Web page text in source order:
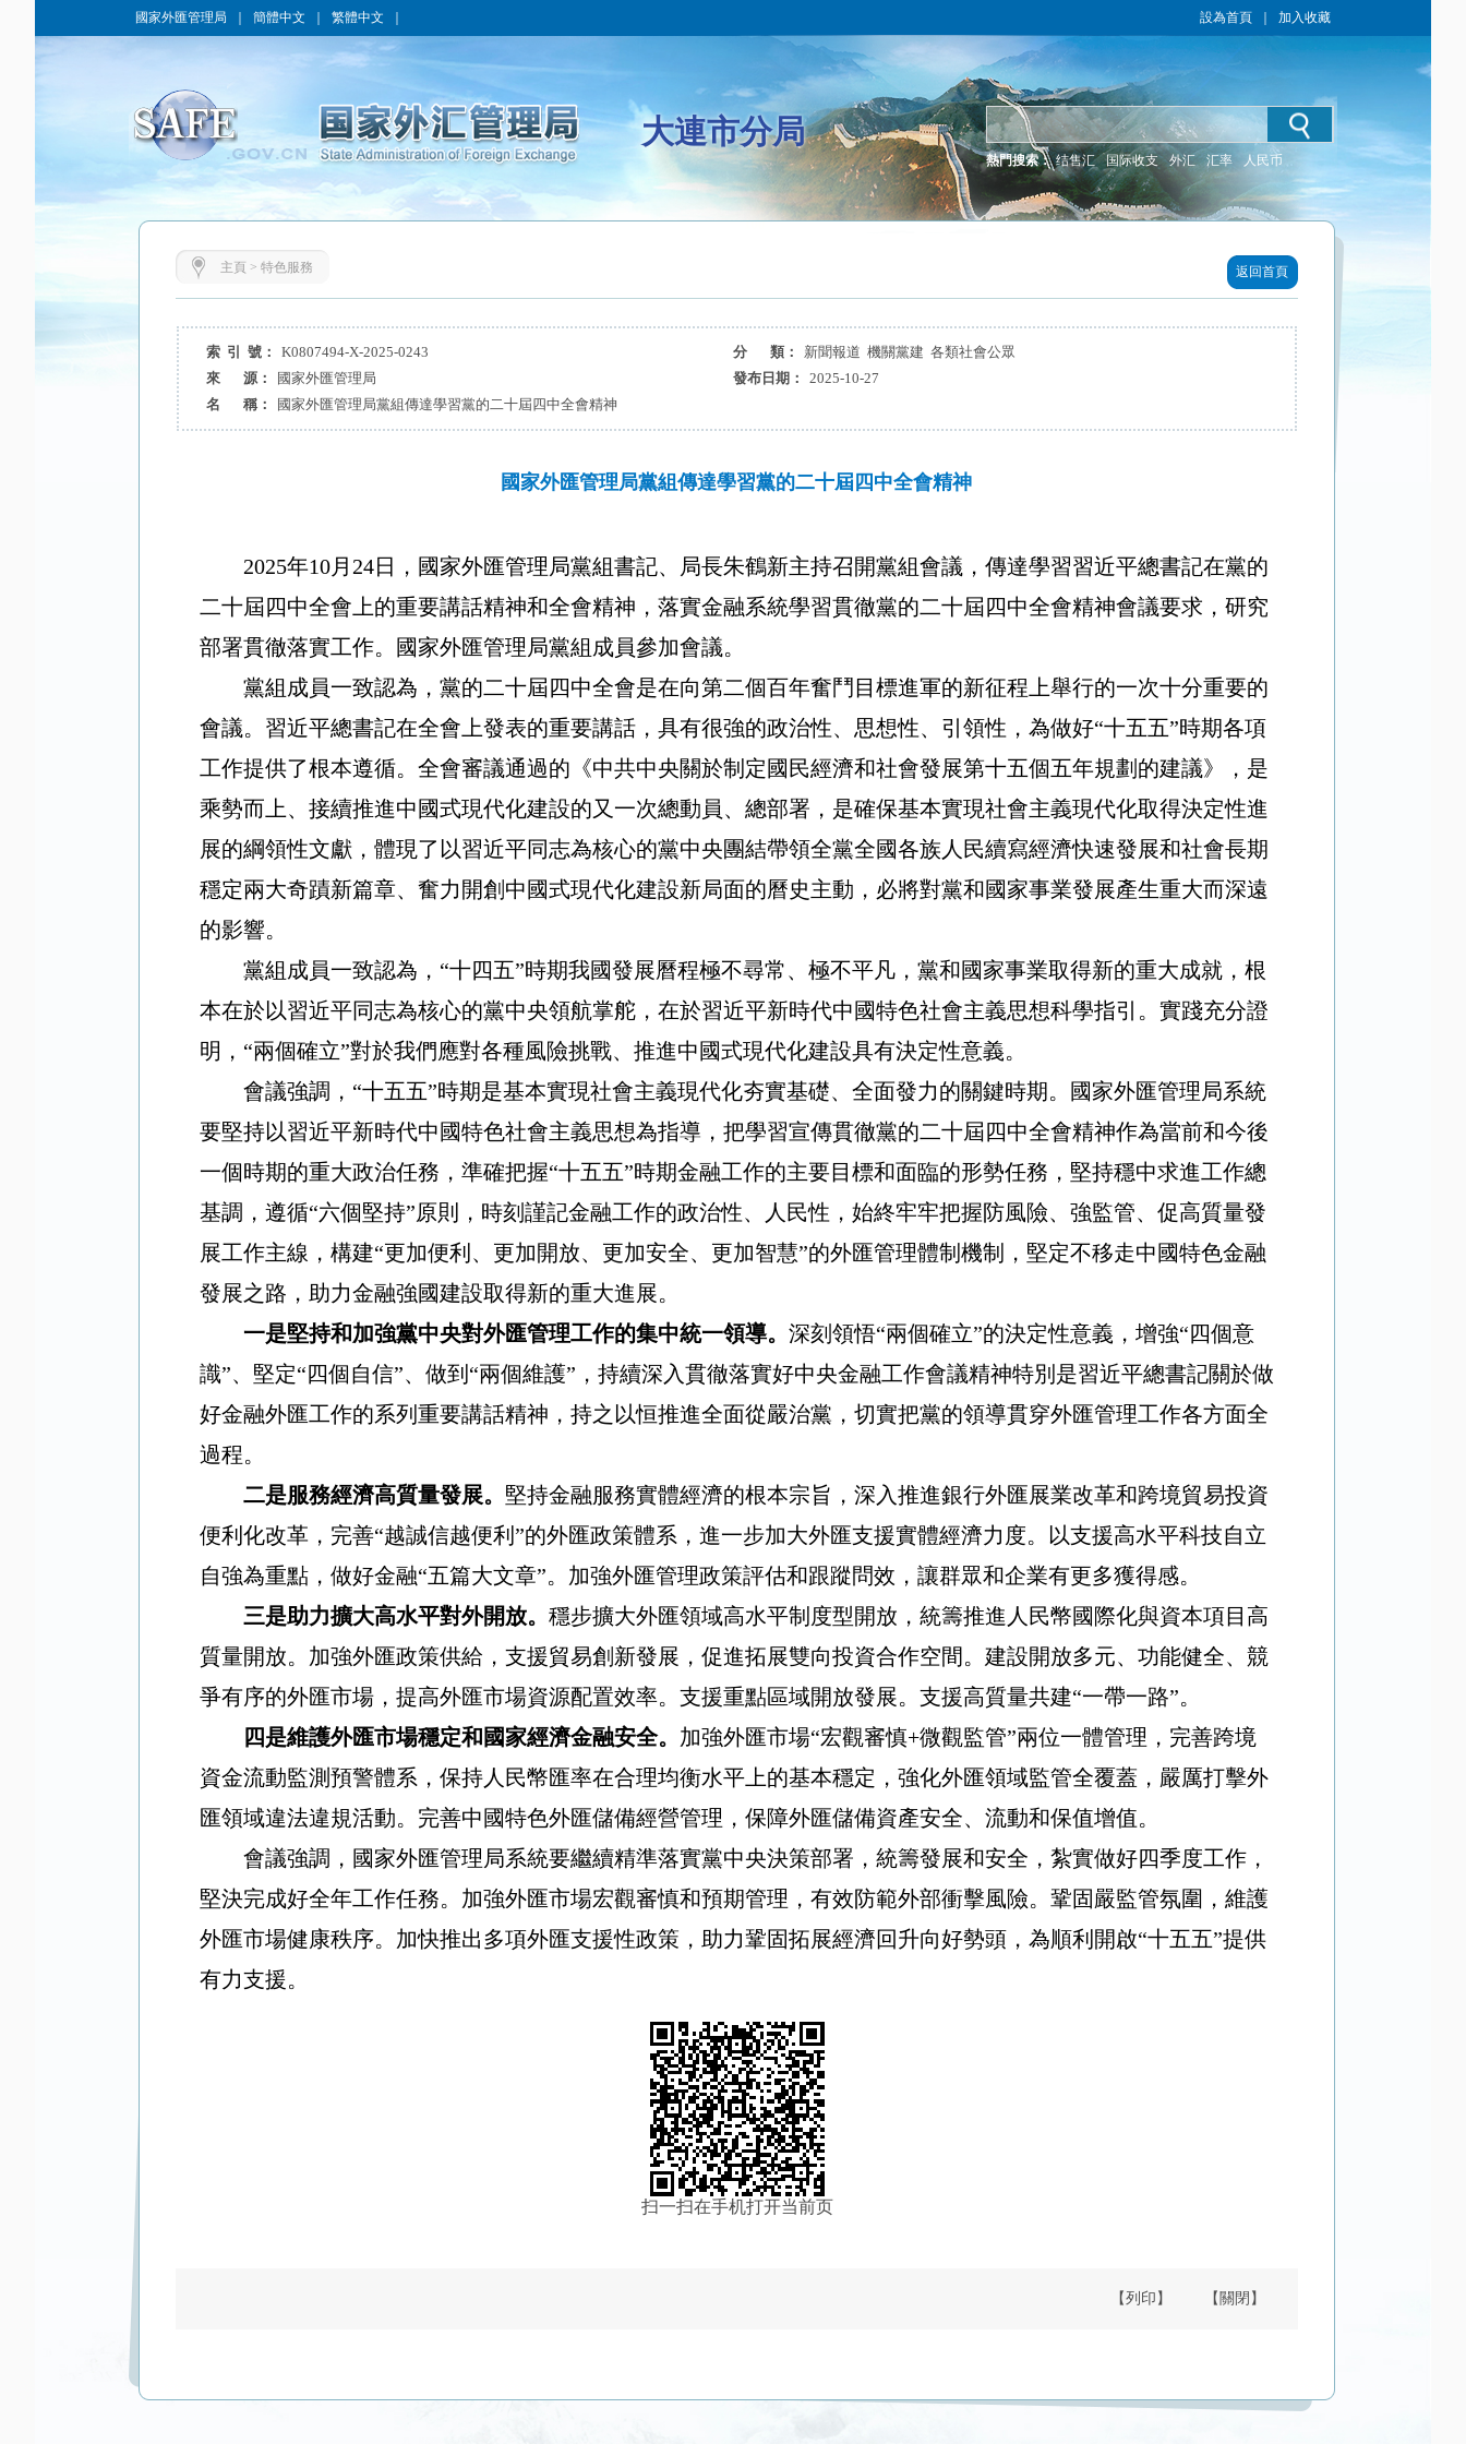
國家外匯管理局 簡體中文 繁體中文 設為首頁 加入收藏
大連市分局
熱門搜索： 结售汇 国际收支 外汇 汇率 人民币
主頁 > 特色服務 返回首頁
索 引 號： K0807494-X-2025-0243 分 類：
新聞報道 機關黨建 各類社會公眾
來 源：
國家外匯管理局 發布日期：
2025-10-27
名 稱：
國家外匯管理局黨組傳達學習黨的二十屆四中全會精神
國家外匯管理局黨組傳達學習黨的二十屆四中全會精神
2025年10月 24日，國家外匯管理局黨組書記、局長朱鶴新主持召開黨組會議，傳達學習習近平總書記在黨的
二十屆四中全會上的重要講話精神和全會精神，落實金融系統學習貫徹黨的二十屆四中全會精神會議要求，研究
部署貫徹落實工作。國家外匯管理局黨組成員參加會議。
黨組成員一致認為，黨的二十屆四中全會是在向第二個百年奮鬥目標進軍的新征程上舉行的一次十分重要的
會議。習近平總書記在全會上發表的重要講話，具有很強的政治性、思想性、引領性，為做好“十五五”時期各項
工作提供了根本遵循。全會審議通過的《中共中央關於制定國民經濟和社會發展第十五個五年規劃的建議》，是
乘勢而上、接續推進中國式現代化建設的又一次總動員、總部署，是確保基本實現社會主義現代化取得決定性進
展的綱領性文獻，體現了以習近平同志為核心的黨中央團結帶領全黨全國各族人民續寫經濟快速發展和社會長期
穩定兩大奇蹟新篇章、奮力開創中國式現代化建設新局面的曆史主動，必將對黨和國家事業發展產生重大而深遠
的影響。
黨組成員一致認為，“十四五”時期我國發展曆程極不尋常、極不平凡，黨和國家事業取得新的重大成就，根
本在於以習近平同志為核心的黨中央領航掌舵，在於習近平新時代中國特色社會主義思想科學指引。實踐充分證
明，“兩個確立”對於我們應對各種風險挑戰、推進中國式現代化建設具有決定性意義。
會議強調，“十五五”時期是基本實現社會主義現代化夯實基礎、全面發力的關鍵時期。國家外匯管理局系統
要堅持以習近平新時代中國特色社會主義思想為指導，把學習宣傳貫徹黨的二十屆四中全會精神作為當前和今後
一個時期的重大政治任務，準確把握“十五五”時期金融工作的主要目標和面臨的形勢任務，堅持穩中求進工作總
基調，遵循“六個堅持”原則，時刻謹記金融工作的政治性、人民性，始終牢牢把握防風險、強監管、促高質量發
展工作主線，構建“更加便利、更加開放、更加安全、更加智慧”的外匯管理體制機制，堅定不移走中國特色金融
發展之路，助力金融強國建設取得新的重大進展。
一是堅持和加強黨中央對外匯管理工作的集中統一領導。 深刻領悟“兩個確立”的決定性意義，增強“四個意
識”、堅定“四個自信”、做到“兩個維護”，持續深入貫徹落實好中央金融工作會議精神特別是習近平總書記關於做
好金融外匯工作的系列重要講話精神，持之以恒推進全面從嚴治黨，切實把黨的領導貫穿外匯管理工作各方面全
過程。
二是服務經濟高質量發展。 堅持金融服務實體經濟的根本宗旨，深入推進銀行外匯展業改革和跨境貿易投資
便利化改革，完善“越誠信越便利”的外匯政策體系，進一步加大外匯支援實體經濟力度。以支援高水平科技自立
自強為重點，做好金融“五篇大文章”。加強外匯管理政策評估和跟蹤問效，讓群眾和企業有更多獲得感。
三是助力擴大高水平對外開放。 穩步擴大外匯領域高水平制度型開放，統籌推進人民幣國際化與資本項目高
質量開放。加強外匯政策供給，支援貿易創新發展，促進拓展雙向投資合作空間。建設開放多元、功能健全、競
爭有序的外匯市場，提高外匯市場資源配置效率。支援重點區域開放發展。支援高質量共建“一帶一路”。
四是維護外匯市場穩定和國家經濟金融安全。 加強外匯市場“宏觀審慎+微觀監管”兩位一體管理，完善跨境
資金流動監測預警體系，保持人民幣匯率在合理均衡水平上的基本穩定，強化外匯領域監管全覆蓋，嚴厲打擊外
匯領域違法違規活動。完善中國特色外匯儲備經營管理，保障外匯儲備資產安全、流動和保值增值。
會議強調，國家外匯管理局系統要繼續精準落實黨中央決策部署，統籌發展和安全，紮實做好四季度工作，
堅決完成好全年工作任務。加強外匯市場宏觀審慎和預期管理，有效防範外部衝擊風險。鞏固嚴監管氛圍，維護
外匯市場健康秩序。加快推出多項外匯支援性政策，助力鞏固拓展經濟回升向好勢頭，為順利開啟“十五五”提供
有力支援。
扫一扫在手机打开当前页
【列印】 【關閉】